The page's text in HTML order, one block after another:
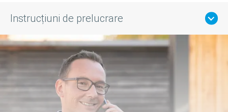
Instrucțiuni de prelucrare